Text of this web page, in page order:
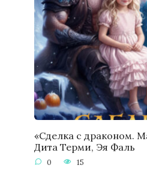
«Сделка с драконом.
Дита Терми, Эя Фаль
0 15